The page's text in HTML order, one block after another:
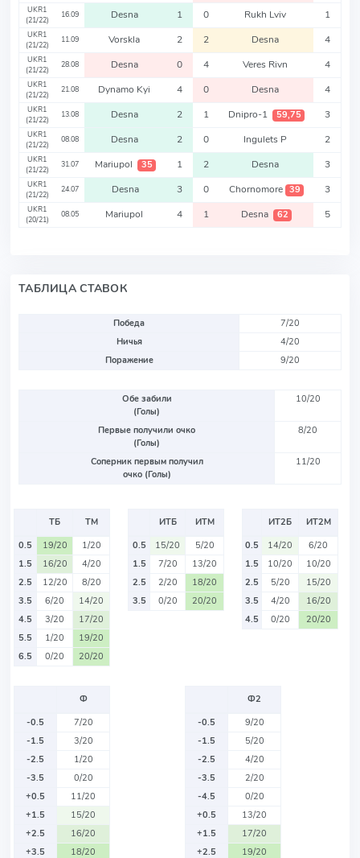
UKR1
(21/22)
16.09 Desna 1 0 Rukh Lviv 1
UKR1
(21/22)
11.09 Vorskla 2 2 Desna 4
UKR1
(21/22)
28.08 Desna 0 4 Veres Rivn 4
UKR1
(21/22)
21.08 Dynamo Kyi 4 0 Desna 4
UKR1
(21/22)
13.08 Desna 2 1 Dnipro-1 59,75 3
UKR1
(21/22)
08.08 Desna 2 0 Ingulets P 2
UKR1
(21/22)
31.07 Mariupol 35 1 2 Desna 3
UKR1
(21/22)
24.07 Desna 3 0 Chornomore 39 3
UKR1
(20/21)
08.05 Mariupol 4 1 Desna 62 5
ТАБЛИЦА СТАВОК
Победа
7/20
Ничья
4/20
Поражение
9/20
Обе забили
(Голы)
10/20
Первые получили очко
(Голы)
8/20
Соперник первым получил
очко (Голы)
11/20
ТБ
ТМ
0.5
19/20
1/20
1.5
16/20
4/20
2.5
12/20
8/20
3.5
6/20
14/20
4.5
3/20
17/20
5.5
1/20
19/20
6.5
0/20 20/20
ИТБ
ИТМ
0.5
15/20
5/20
1.5
7/20
13/20
2.5
2/20
18/20
3.5
0/20 20/20
ИТ2Б
ИТ2М
0.5
14/20
6/20
1.5
10/20
10/20
2.5
5/20
15/20
3.5
4/20
16/20
4.5
0/20 20/20
Ф
-0.5
7/20
-1.5
3/20
-2.5
1/20
-3.5
0/20
+0.5
11/20
+1.5
15/20
+2.5
16/20
+3.5
18/20
Ф2
-0.5
9/20
-1.5
5/20
-2.5
4/20
-3.5
2/20
-4.5
0/20
+0.5
13/20
+1.5
17/20
+2.5
19/20